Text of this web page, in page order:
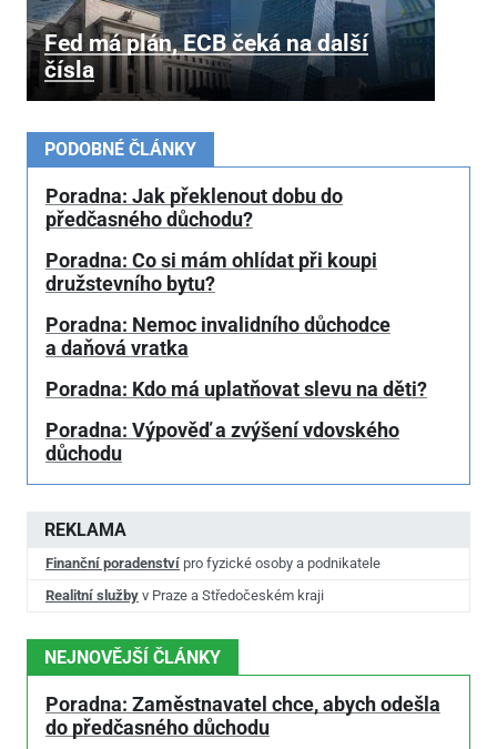
Fed má plán, ECB čeká na další
čísla
REKLAMA
Finanční poradenství pro fyzické osoby a podnikatele
Realitní služby v Praze a Středočeském kraji
NEJNOVĚJŠÍ ČLÁNKY
Poradna: Zaměstnavatel chce, abych odešla
do předčasného důchodu
PODOBNÉ ČLÁNKY
Poradna: Jak překlenout dobu do
předčasného důchodu?
Poradna: Co si mám ohlídat při koupi
družstevního bytu?
Poradna: Nemoc invalidního důchodce
a daňová vratka
Poradna: Kdo má uplatňovat slevu na děti?
Poradna: Výpověď a zvýšení vdovského
důchodu